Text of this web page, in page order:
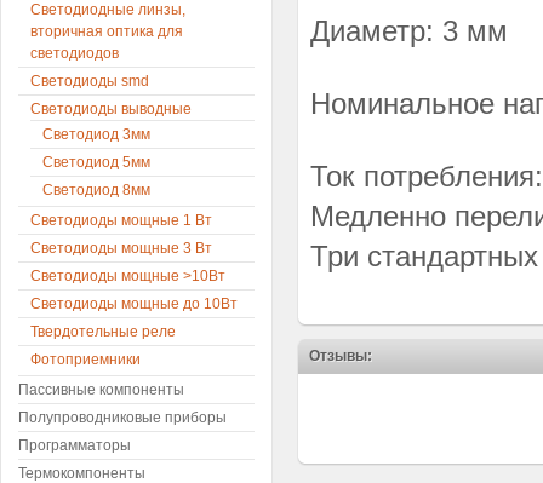
Диаметр: 3 мм
Номинальное
Ток
Медленно
Три
Отзывы:
Светодиодные линзы,
вторичная оптика для
светодиодов
Светодиоды smd
Светодиоды выводные
Светодиод 3мм
Светодиод 5мм
Светодиод 8мм
Светодиоды мощные 1 Вт
Светодиоды мощные 3 Вт
Светодиоды мощные >10Вт
Светодиоды мощные до 10Вт
Твердотельные реле
Фотоприемники
Пассивные компоненты
Полупроводниковые приборы
Программаторы
Термокомпоненты